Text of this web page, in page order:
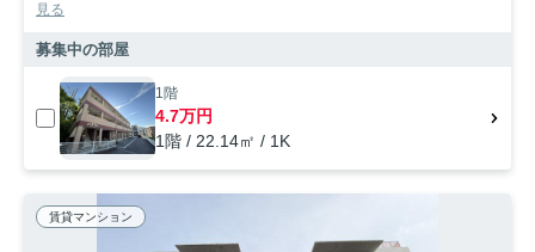
見る
募集中の部屋
1階
4.7万円
1階 / 22.14㎡ / 1K
賃貸マンション